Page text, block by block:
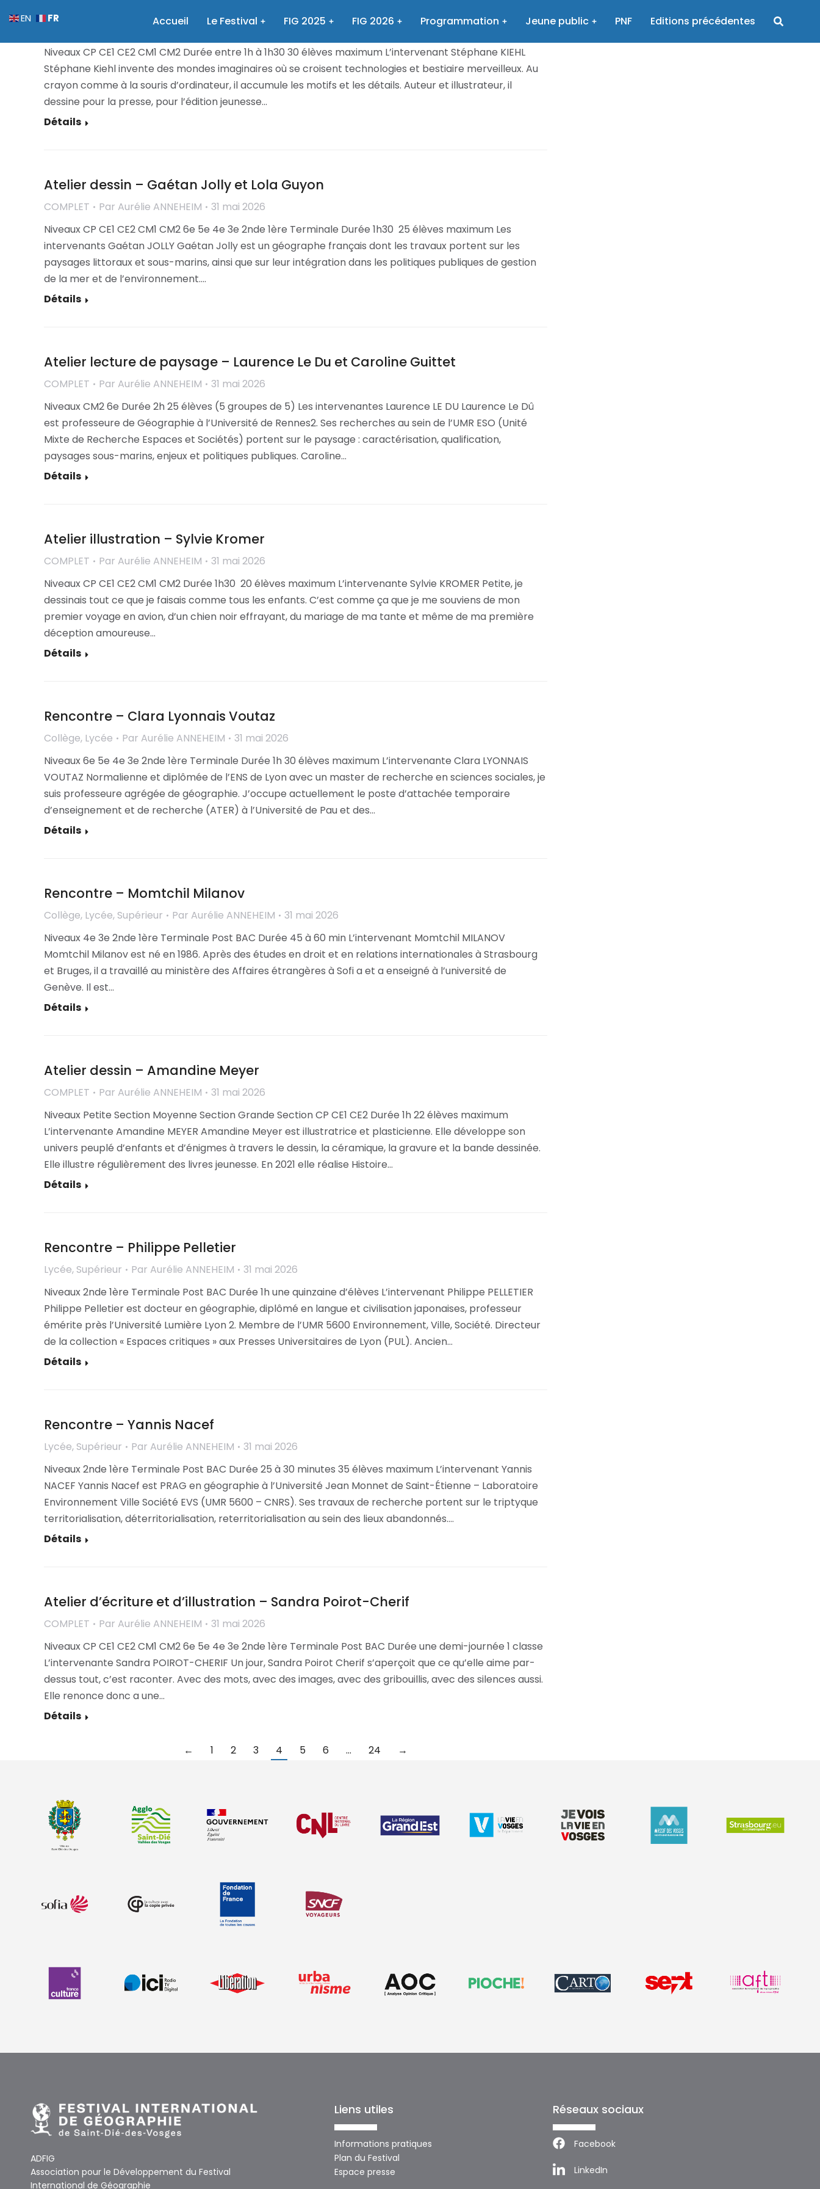
Accueil Le Festival FIG 2025 FIG 2026 Programmation Jeune public PNF Editions précédentes
Niveaux CP CE1 CE2 CM1 CM2 Durée entre 1h à 1h30 30 élèves maximum L’intervenant Stéphane KIEHL
Stéphane Kiehl invente des mondes imaginaires où se croisent technologies et bestiaire merveilleux. Au
crayon comme à la souris d’ordinateur, il accumule les motifs et les détails. Auteur et illustrateur, il
dessine pour la presse, pour l’édition jeunesse…
Détails
Atelier dessin – Gaétan Jolly et Lola Guyon
COMPLET Par Aurélie ANNEHEIM
31 mai 2026
Niveaux CP CE1 CE2 CM1 CM2 6e 5e 4e 3e 2nde 1ère Terminale Durée 1h30 25 élèves maximum Les
intervenants Gaétan JOLLY Gaétan Jolly est un géographe français dont les travaux portent sur les
paysages littoraux et sous-marins, ainsi que sur leur intégration dans les politiques publiques de gestion
de la mer et de l’environnement.…
Détails
Atelier lecture de paysage – Laurence Le Du et Caroline Guittet
COMPLET Par Aurélie ANNEHEIM
31 mai 2026
Niveaux CM2 6e Durée 2h 25 élèves (5 groupes de 5) Les intervenantes Laurence LE DU Laurence Le Dû
est professeure de Géographie à l’Université de Rennes2. Ses recherches au sein de l’UMR ESO (Unité
Mixte de Recherche Espaces et Sociétés) portent sur le paysage : caractérisation, qualification,
paysages sous-marins, enjeux et politiques publiques. Caroline…
Détails
Atelier illustration – Sylvie Kromer
COMPLET Par Aurélie ANNEHEIM
31 mai 2026
Niveaux CP CE1 CE2 CM1 CM2 Durée 1h30 20 élèves maximum L’intervenante Sylvie KROMER Petite, je
dessinais tout ce que je faisais comme tous les enfants. C’est comme ça que je me souviens de mon
premier voyage en avion, d’un chien noir effrayant, du mariage de ma tante et même de ma première
déception amoureuse…
Détails
Rencontre – Clara Lyonnais Voutaz
Collège, Lycée Par Aurélie ANNEHEIM
31 mai 2026
Niveaux 6e 5e 4e 3e 2nde 1ère Terminale Durée 1h 30 élèves maximum L’intervenante Clara LYONNAIS
VOUTAZ Normalienne et diplômée de l’ENS de Lyon avec un master de recherche en sciences sociales, je
suis professeure agrégée de géographie. J’occupe actuellement le poste d’attachée temporaire
d’enseignement et de recherche (ATER) à l’Université de Pau et des…
Détails
Rencontre – Momtchil Milanov
Collège, Lycée, Supérieur Par Aurélie ANNEHEIM
31 mai 2026
Niveaux 4e 3e 2nde 1ère Terminale Post BAC Durée 45 à 60 min L’intervenant Momtchil MILANOV
Momtchil Milanov est né en 1986. Après des études en droit et en relations internationales à Strasbourg
et Bruges, il a travaillé au ministère des Affaires étrangères à Sofi a et a enseigné à l’université de
Genève. Il est…
Détails
Atelier dessin – Amandine Meyer
COMPLET Par Aurélie ANNEHEIM
31 mai 2026
Niveaux Petite Section Moyenne Section Grande Section CP CE1 CE2 Durée 1h 22 élèves maximum
L’intervenante Amandine MEYER Amandine Meyer est illustratrice et plasticienne. Elle développe son
univers peuplé d’enfants et d’énigmes à travers le dessin, la céramique, la gravure et la bande dessinée.
Elle illustre régulièrement des livres jeunesse. En 2021 elle réalise Histoire…
Détails
Rencontre – Philippe Pelletier
Lycée, Supérieur Par Aurélie ANNEHEIM
31 mai 2026
Niveaux 2nde 1ère Terminale Post BAC Durée 1h une quinzaine d’élèves L’intervenant Philippe PELLETIER
Philippe Pelletier est docteur en géographie, diplômé en langue et civilisation japonaises, professeur
émérite près l’Université Lumière Lyon 2. Membre de l’UMR 5600 Environnement, Ville, Société. Directeur
de la collection « Espaces critiques » aux Presses Universitaires de Lyon (PUL). Ancien…
Détails
Rencontre – Yannis Nacef
Lycée, Supérieur Par Aurélie ANNEHEIM
31 mai 2026
Niveaux 2nde 1ère Terminale Post BAC Durée 25 à 30 minutes 35 élèves maximum L’intervenant Yannis
NACEF Yannis Nacef est PRAG en géographie à l’Université Jean Monnet de Saint-Étienne – Laboratoire
Environnement Ville Société EVS (UMR 5600 – CNRS). Ses travaux de recherche portent sur le triptyque
territorialisation, déterritorialisation, reterritorialisation au sein des lieux abandonnés.…
Détails
Atelier d’écriture et d’illustration – Sandra Poirot-Cherif
COMPLET Par Aurélie ANNEHEIM
31 mai 2026
Niveaux CP CE1 CE2 CM1 CM2 6e 5e 4e 3e 2nde 1ère Terminale Post BAC Durée une demi-journée 1 classe
L’intervenante Sandra POIROT-CHERIF Un jour, Sandra Poirot Cherif s’aperçoit que ce qu’elle aime par-
dessus tout, c’est raconter. Avec des mots, avec des images, avec des gribouillis, avec des silences aussi.
Elle renonce donc a une…
Détails
← 1 2 3 4 5 6 … 24 →
ADFIG
Association pour le Développement du Festival
International de Géographie
Liens utiles
Informations pratiques
Plan du Festival
Espace presse
Réseaux sociaux
Facebook
LinkedIn
EN FR